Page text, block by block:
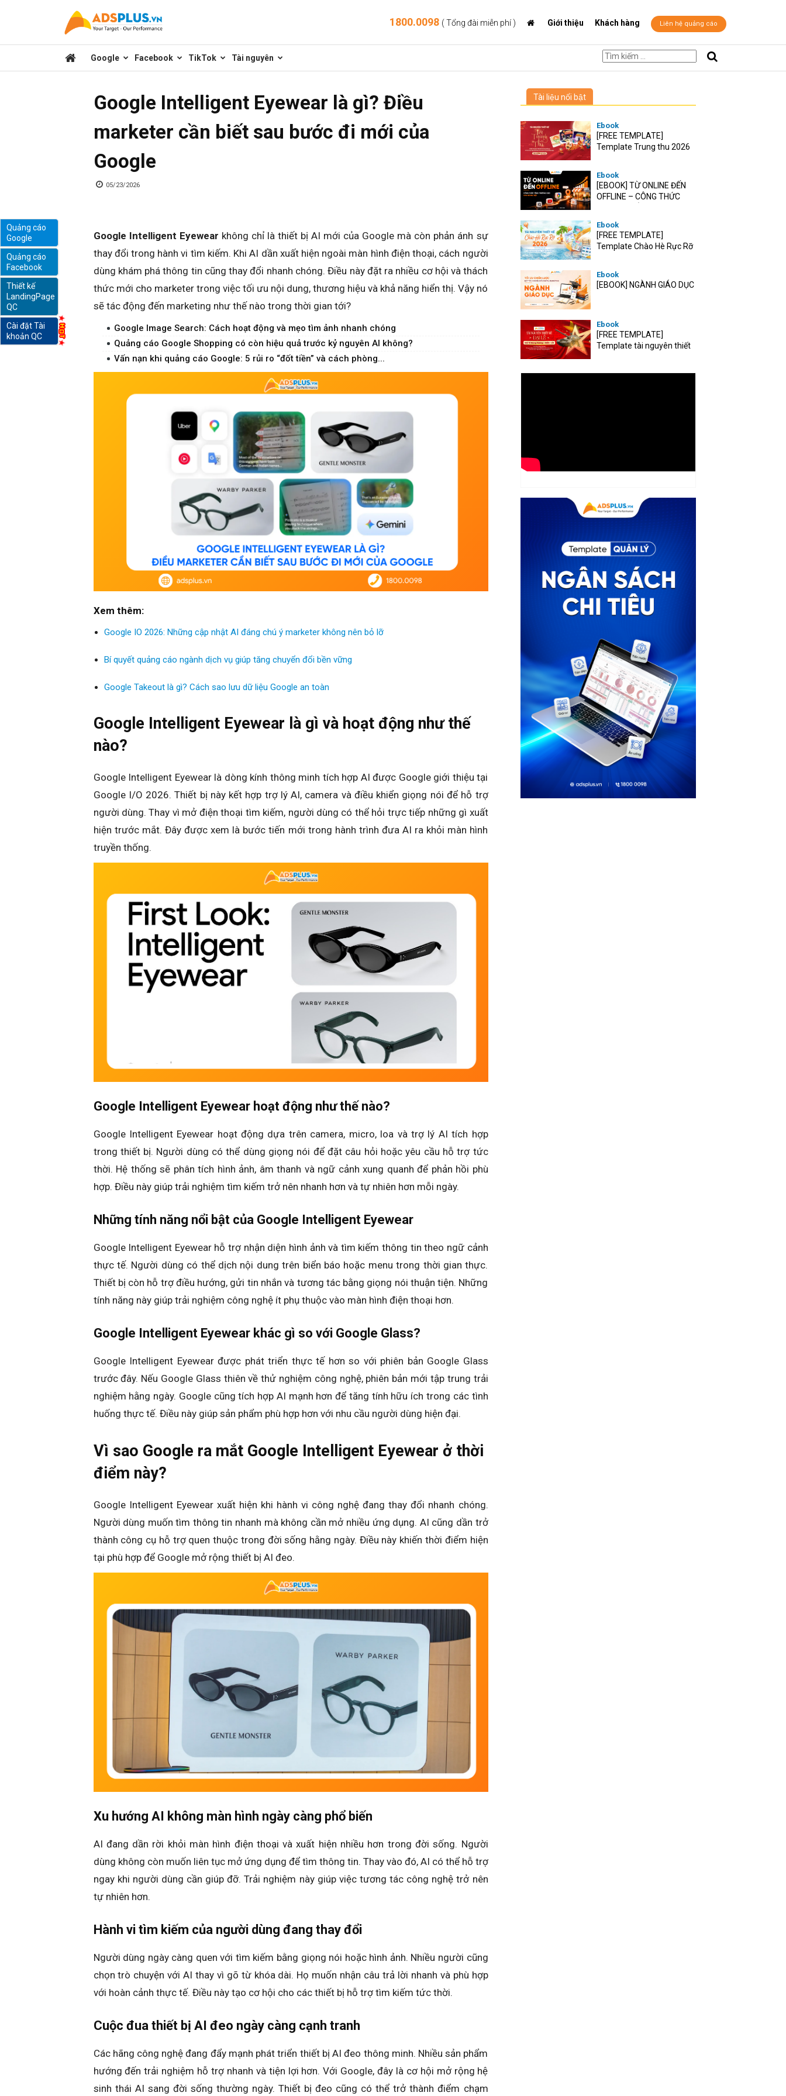
sẻ
marketing
online
1800.0098 ( Tổng đài miễn phí ) Giới thiệu Khách hàng Liên hệ quảng cáo
Google Facebook TikTok Tài nguyên
Google Intelligent Eyewear là gì? Điều
marketer cần biết sau bước đi mới của
Google
05/23/2026
Google Intelligent Eyewear không chỉ là thiết bị AI mới của Google mà còn phản ánh sự
thay đổi trong hành vi tìm kiếm. Khi AI dần xuất hiện ngoài màn hình điện thoại, cách người
dùng khám phá thông tin cũng thay đổi nhanh chóng. Điều này đặt ra nhiều cơ hội và thách
thức mới cho marketer trong việc tối ưu nội dung, thương hiệu và khả năng hiển thị. Vậy nó
sẽ tác động đến marketing như thế nào trong thời gian tới?
Google Image Search: Cách hoạt động và mẹo tìm ảnh nhanh chóng
Quảng cáo Google Shopping có còn hiệu quả trước kỷ nguyên AI không?
Vấn nạn khi quảng cáo Google: 5 rủi ro “đốt tiền” và cách phòng...
Xem thêm:
Google IO 2026: Những cập nhật AI đáng chú ý marketer không nên bỏ lỡ
Bí quyết quảng cáo ngành dịch vụ giúp tăng chuyển đổi bền vững
Google Takeout là gì? Cách sao lưu dữ liệu Google an toàn
Google Intelligent Eyewear là gì và hoạt động như thế
nào?
Google Intelligent Eyewear là dòng kính thông minh tích hợp AI được Google giới thiệu tại
Google I/O 2026. Thiết bị này kết hợp trợ lý AI, camera và điều khiển giọng nói để hỗ trợ
người dùng. Thay vì mở điện thoại tìm kiếm, người dùng có thể hỏi trực tiếp những gì xuất
hiện trước mắt. Đây được xem là bước tiến mới trong hành trình đưa AI ra khỏi màn hình
truyền thống.
Google Intelligent Eyewear hoạt động như thế nào?
Google Intelligent Eyewear hoạt động dựa trên camera, micro, loa và trợ lý AI tích hợp
trong thiết bị. Người dùng có thể dùng giọng nói để đặt câu hỏi hoặc yêu cầu hỗ trợ tức
thời. Hệ thống sẽ phân tích hình ảnh, âm thanh và ngữ cảnh xung quanh để phản hồi phù
hợp. Điều này giúp trải nghiệm tìm kiếm trở nên nhanh hơn và tự nhiên hơn mỗi ngày.
Những tính năng nổi bật của Google Intelligent Eyewear
Google Intelligent Eyewear hỗ trợ nhận diện hình ảnh và tìm kiếm thông tin theo ngữ cảnh
thực tế. Người dùng có thể dịch nội dung trên biển báo hoặc menu trong thời gian thực.
Thiết bị còn hỗ trợ điều hướng, gửi tin nhắn và tương tác bằng giọng nói thuận tiện. Những
tính năng này giúp trải nghiệm công nghệ ít phụ thuộc vào màn hình điện thoại hơn.
Google Intelligent Eyewear khác gì so với Google Glass?
Google Intelligent Eyewear được phát triển thực tế hơn so với phiên bản Google Glass
trước đây. Nếu Google Glass thiên về thử nghiệm công nghệ, phiên bản mới tập trung trải
nghiệm hằng ngày. Google cũng tích hợp AI mạnh hơn để tăng tính hữu ích trong các tình
huống thực tế. Điều này giúp sản phẩm phù hợp hơn với nhu cầu người dùng hiện đại.
Vì sao Google ra mắt Google Intelligent Eyewear ở thời
điểm này?
Google Intelligent Eyewear xuất hiện khi hành vi công nghệ đang thay đổi nhanh chóng.
Người dùng muốn tìm thông tin nhanh mà không cần mở nhiều ứng dụng. AI cũng dần trở
thành công cụ hỗ trợ quen thuộc trong đời sống hằng ngày. Điều này khiến thời điểm hiện
tại phù hợp để Google mở rộng thiết bị AI đeo.
Xu hướng AI không màn hình ngày càng phổ biến
AI đang dần rời khỏi màn hình điện thoại và xuất hiện nhiều hơn trong đời sống. Người
dùng không còn muốn liên tục mở ứng dụng để tìm thông tin. Thay vào đó, AI có thể hỗ trợ
ngay khi người dùng cần giúp đỡ. Trải nghiệm này giúp việc tương tác công nghệ trở nên
tự nhiên hơn.
Hành vi tìm kiếm của người dùng đang thay đổi
Người dùng ngày càng quen với tìm kiếm bằng giọng nói hoặc hình ảnh. Nhiều người cũng
chọn trò chuyện với AI thay vì gõ từ khóa dài. Họ muốn nhận câu trả lời nhanh và phù hợp
với hoàn cảnh thực tế. Điều này tạo cơ hội cho các thiết bị hỗ trợ tìm kiếm tức thời.
Cuộc đua thiết bị AI đeo ngày càng cạnh tranh
Các hãng công nghệ đang đẩy mạnh phát triển thiết bị AI đeo thông minh. Nhiều sản phẩm
hướng đến trải nghiệm hỗ trợ nhanh và tiện lợi hơn. Với Google, đây là cơ hội mở rộng hệ
sinh thái AI sang đời sống thường ngày. Thiết bị đeo cũng có thể trở thành điểm chạm
Quảng cáo
Google
Quảng cáo
Facebook
Thiết kế
LandingPage
QC
Cài đặt Tài
khoản QC
Tài liệu nổi bật
Ebook
[FREE TEMPLATE]
Template Trung thu 2026
Ebook
[EBOOK] TỪ ONLINE ĐẾN
OFFLINE – CÔNG THỨC
Ebook
[FREE TEMPLATE]
Template Chào Hè Rực Rỡ
Ebook
[EBOOK] NGÀNH GIÁO DỤC
Ebook
[FREE TEMPLATE]
Template tài nguyên thiết